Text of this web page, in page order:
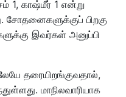
1, காஷ்மீர் 1 என்று
சோதனைகளுக்குப் பிறகு
இவர்கள் அனுப்பி
தரையிறங்குவதால்,
மாநிலவாரியாக